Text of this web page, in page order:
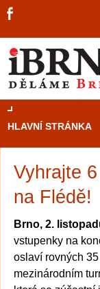
HLAVNÍ STRÁNKA
Vyhrajte
na Flédě!
Brno, 2.
vstupenky na
oslaví rovných
mezinárodním